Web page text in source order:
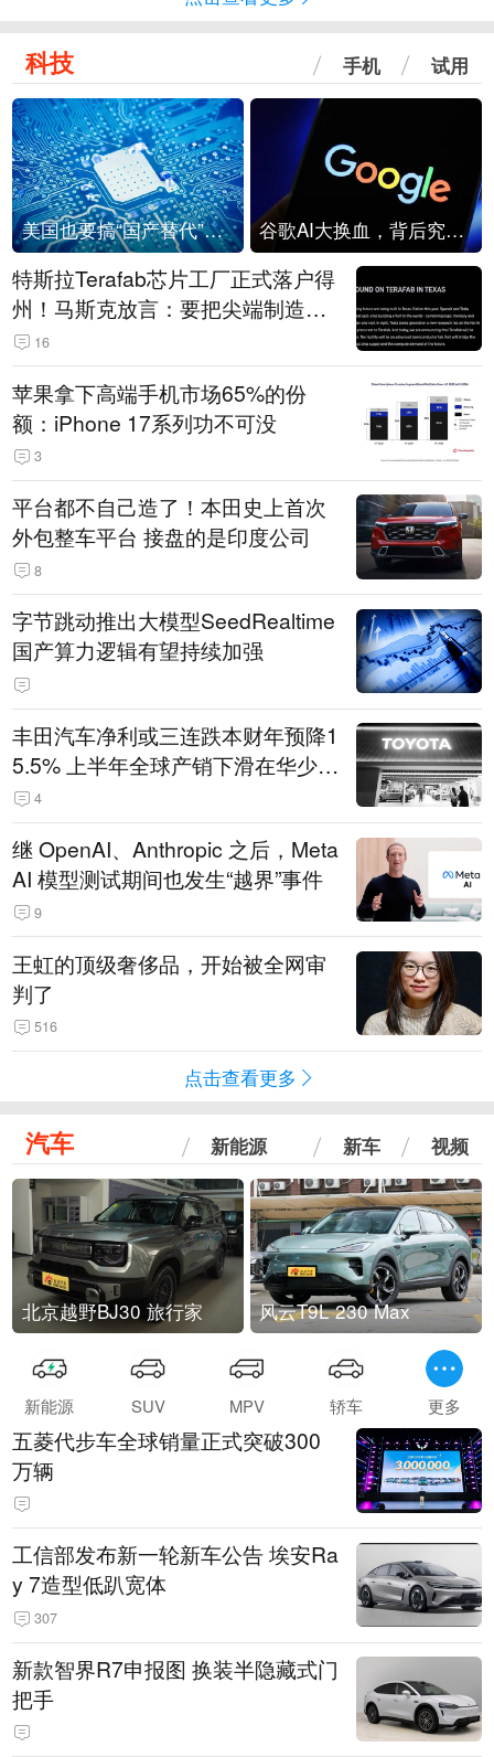
科技 手机 试用
美国也要搞“国产替代”？先算清三笔账 谷歌AI大换血，背后究竟发生了什么？
特斯拉Terafab芯片工厂正式落户得
州！马斯克放言：要把尖端制造带
回美国
16
苹果拿下高端手机市场65%的份
额：iPhone 17系列功不可没
3
平台都不自己造了！本田史上首次
外包整车平台 接盘的是印度公司
8
字节跳动推出大模型SeedRealtime
国产算力逻辑有望持续加强
丰田汽车净利或三连跌本财年预降1
5.5% 上半年全球产销下滑在华少卖
14.3万辆
4
继 OpenAI、Anthropic 之后，Meta
AI 模型测试期间也发生“越界”事件
9
王虹的顶级奢侈品，开始被全网审
判了
516
点击查看更多
汽车 新能源 新车 视频
北京越野BJ30 旅行家 风云T9L 230 Max
新能源 SUV MPV 轿车 更多
五菱代步车全球销量正式突破300
万辆
工信部发布新一轮新车公告 埃安Ra
y 7造型低趴宽体
307
新款智界R7申报图 换装半隐藏式门
把手